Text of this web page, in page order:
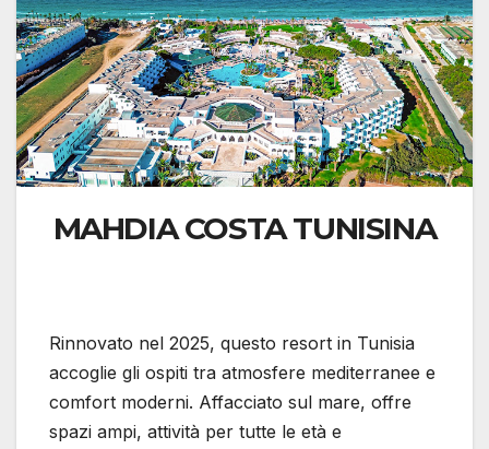
MAHDIA COSTA TUNISINA
Rinnovato nel 2025, questo resort in Tunisia
accoglie gli ospiti tra atmosfere mediterranee e
comfort moderni. Affacciato sul mare, offre
spazi ampi, attività per tutte le età e